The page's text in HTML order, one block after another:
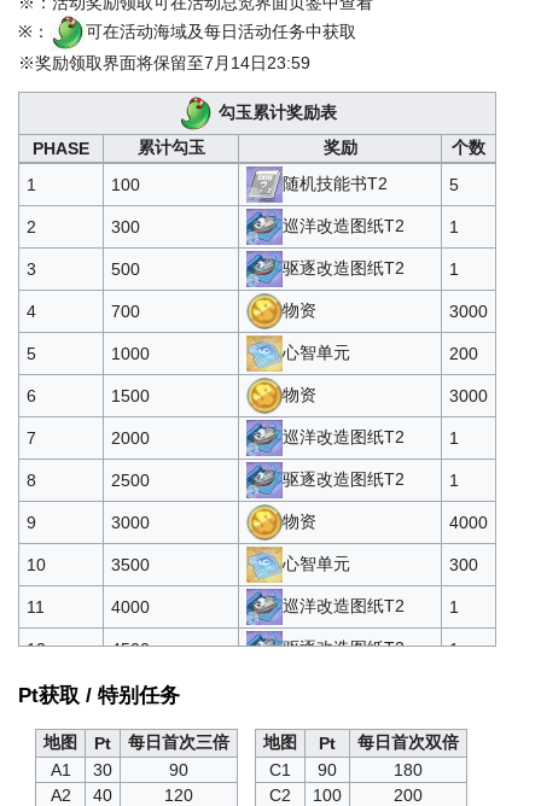
主炮部件*1 30
鱼雷部件*1
舰载机部件*1 30 30
物资*2000 500 5
6250
石油*1000 450 5
酸素可乐*1 15 100
※：
可在活动海域及每日活动任务中获取
※奖励领取界面将保留至7月14日23:59
勾玉累计奖励表
PHASE
累计勾玉 奖励
个数
1
100 随机技能书T2 5
2 300 巡洋改造图纸T2 1
3 500 驱逐改造图纸T2 1
4 700 物资 3000
5 1000 心智单元 200
6 1500 物资 3000
7 2000 巡洋改造图纸T2 1
8 2500 驱逐改造图纸T2 1
9 3000 物资 4000
10 3500 心智单元 300
11 4000 巡洋改造图纸T2 1
12 4500 驱逐改造图纸T2 1
13 5000
14 5500 心智单元 300
6000 巡洋改造图纸T3
Pt获取 / 特别任务
地图 Pt
每日首次三倍
A1
30
90
A2
40 120
地图 Pt
每日首次双倍
C1
90
180
C2
100 200